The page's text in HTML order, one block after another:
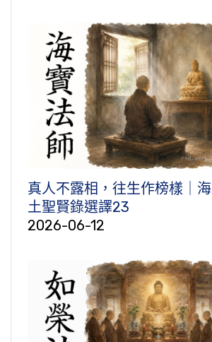
真人不露相，往生作榜樣｜
土聖賢錄選譯23
2026-06-12